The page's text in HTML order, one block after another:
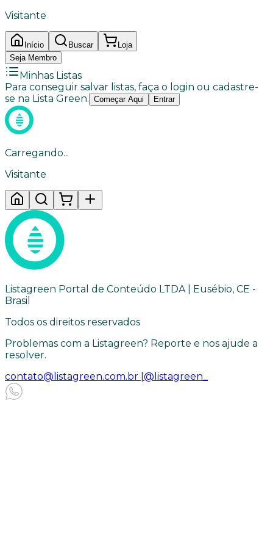
Visitante
Início Buscar
Loja
Seja Membro
Minhas Listas
Para conseguir salvar listas, faça o login ou cadastre-
se na Lista Green. Começar Aqui Entrar
Carregando...
Visitante
Listagreen Portal de Conteúdo LTDA | Eusébio, CE -
Brasil
Todos os direitos reservados
Problemas com a Listagreen? Reporte e nos ajude a
resolver.
contato@listagreen.com.br | @listagreen_